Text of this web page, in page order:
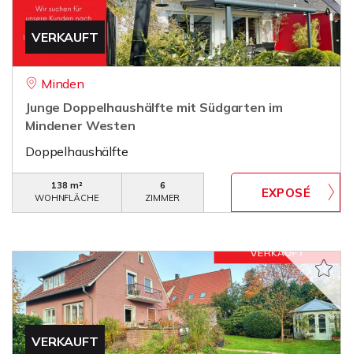
VERKAUFT
Minden
Junge Doppelhaushälfte mit Südgarten im
Mindener Westen
Doppelhaushälfte
138 m²
WOHNFLÄCHE
6
ZIMMER
VERKAUFT